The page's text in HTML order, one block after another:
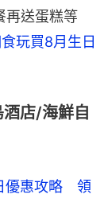
再送蛋糕等
玩買8月生日
店/海鮮自
優惠攻略 領